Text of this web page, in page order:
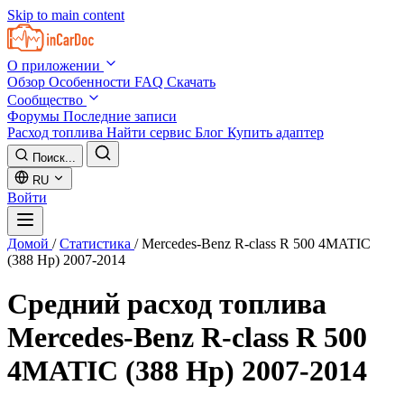
Skip to main content
О приложении
Обзор Особенности FAQ Скачать
Сообщество
Форумы Последние записи
Расход топлива Найти сервис Блог Купить адаптер
Поиск...
RU
Войти
Домой / Статистика / Mercedes-Benz R-class R 500 4MATIC
(388 Hp) 2007-2014
Средний расход топлива
Mercedes-Benz R-class R 500
4MATIC (388 Hp) 2007-2014